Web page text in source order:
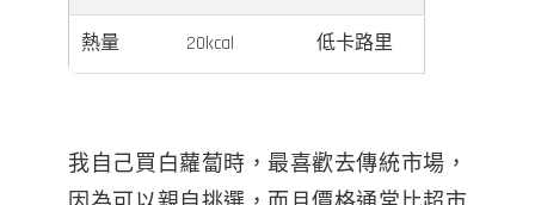
熱量 20kcal 低卡路里
我自己買白蘿蔔時，最喜歡去傳統市場，